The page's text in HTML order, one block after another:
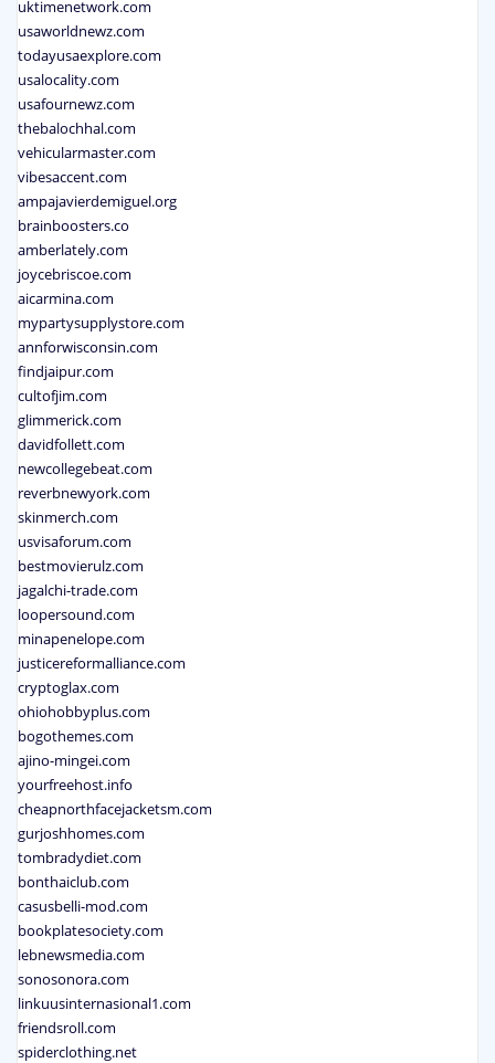
uktimenetwork.com
usaworldnewz.com
todayusaexplore.com
usalocality.com
usafournewz.com
thebalochhal.com
vehicularmaster.com
vibesaccent.com
ampajavierdemiguel.org
brainboosters.co
amberlately.com
joycebriscoe.com
aicarmina.com
mypartysupplystore.com
annforwisconsin.com
findjaipur.com
cultofjim.com
glimmerick.com
davidfollett.com
newcollegebeat.com
reverbnewyork.com
skinmerch.com
usvisaforum.com
bestmovierulz.com
jagalchi-trade.com
loopersound.com
minapenelope.com
justicereformalliance.com
cryptoglax.com
ohiohobbyplus.com
bogothemes.com
ajino-mingei.com
yourfreehost.info
cheapnorthfacejacketsm.com
gurjoshhomes.com
tombradydiet.com
bonthaiclub.com
casusbelli-mod.com
bookplatesociety.com
lebnewsmedia.com
sonosonora.com
linkuusinternasional1.com
friendsroll.com
spiderclothing.net